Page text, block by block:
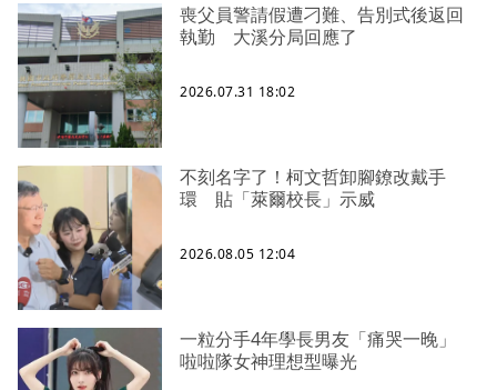
喪父員警請假遭刁難、告別式後返回
執勤 大溪分局回應了
2026.07.31 18:02
不刻名字了！柯文哲卸腳鐐改戴手
環 貼「萊爾校長」示威
2026.08.05 12:04
一粒分手4年學長男友「痛哭一晚」
啦啦隊女神理想型曝光